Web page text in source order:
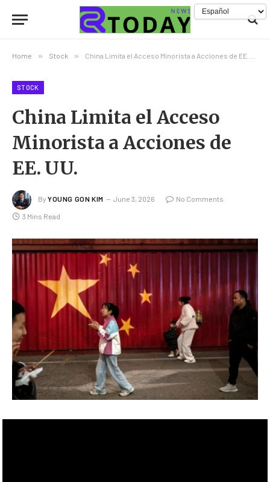
Home » Stock » China Limita el Acceso Minorista a Acciones de EE. UU.
STOCK
China Limita el Acceso
Minorista a Acciones de
EE. UU.
By YOUNG GON KIM June 3, 2026 No Comments
3 Mins Read